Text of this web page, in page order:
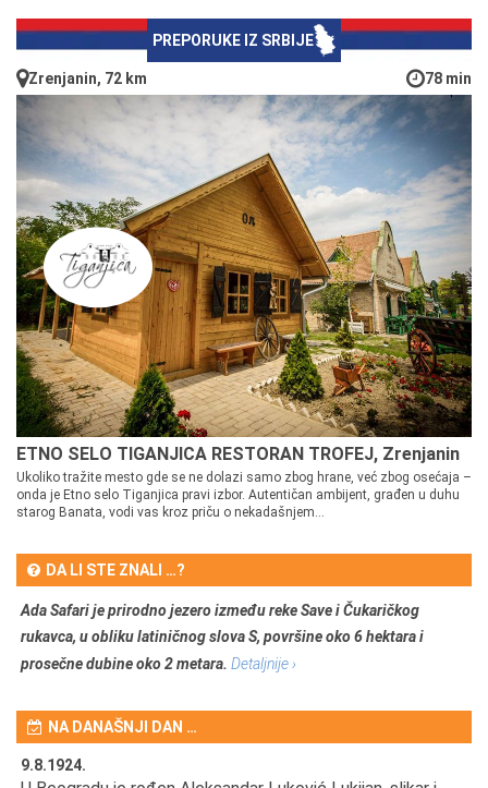
PREPORUKE IZ SRBIJE
Zrenjanin, 72 km 78 min
ETNO SELO TIGANJICA RESTORAN TROFEJ, Zrenjanin
Ukoliko tražite mesto gde se ne dolazi samo zbog hrane, već zbog osećaja –
onda je Etno selo Tiganjica pravi izbor. Autentičan ambijent, građen u duhu
starog Banata, vodi vas kroz priču o nekadašnjem...
DA LI STE ZNALI …?
Ada Safari je prirodno jezero između reke Save i Čukaričkog
rukavca, u obliku latiničnog slova S, površine oko 6 hektara i
prosečne dubine oko 2 metara. Detaljnije ›
NA DANAŠNJI DAN …
9.8.1924.